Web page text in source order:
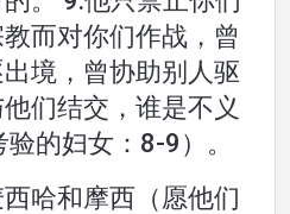
而对你们作战，曾
境，曾协助别人驱
们结交，谁是不义
的妇女：8-9）。
西哈和摩西（愿他们